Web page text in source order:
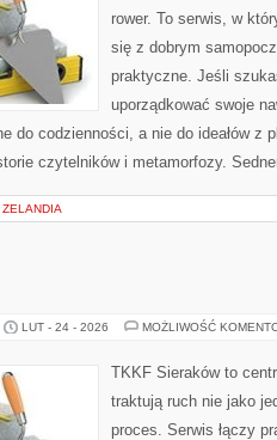
rower. To serwis, w
się z dobrym
praktyczne. Jeśli
uporządkować swoje
do codzienności, a nie do ideałów z
czytelników i metamorfozy.
ZELANDIA
LUT - 24 - 2026 MOŻLIWOŚĆ
TKKF Sieraków to
traktują ruch nie jako
proces. Serwis łączy